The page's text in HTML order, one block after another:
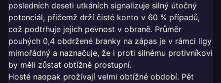
posledních deseti utkáních signalizuje silný útočný
potenciál, přičemž drží čisté konto v 60 % případů,
což podtrhuje jejich pevnost v obraně. Průměr
pouhých 0,4 obdržené branky na zápas je v rámci ligy
mimořádný a naznačuje, že i proti silnému protivníkovi
by měli zůstat obtížně prostupní.
Hosté naopak prožívají velmi obtížné období. Pět